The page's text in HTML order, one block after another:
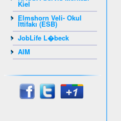
Kiel
Elmshorn Veli- Okul
İttifakı (ESB)
JobLife L�beck
AIM